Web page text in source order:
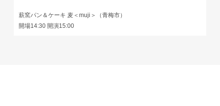
薪窯パン＆ケーキ 麦＜muji＞（青梅市）
開場14:30 開演15:00